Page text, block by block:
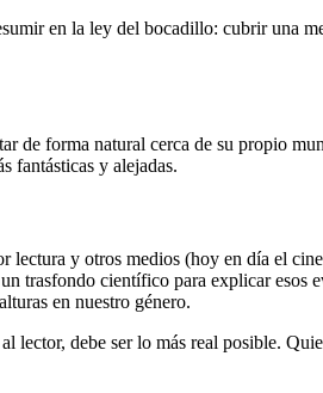
en la ley del bocadillo: cubrir una
de forma natural cerca de su propio
fantásticas y alejadas.
lectura y otros medios (hoy en día el
trasfondo científico para explicar
en nuestro género.
lector, debe ser lo más real posible.